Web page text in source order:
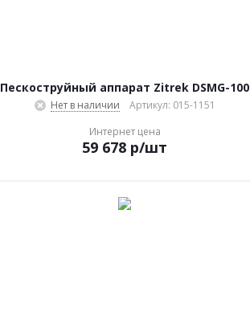
Пескоструйный аппарат Zitrek DSMG-100
Нет в наличии
Артикул: 015-1151
Интернет цена
59 678 р/шт